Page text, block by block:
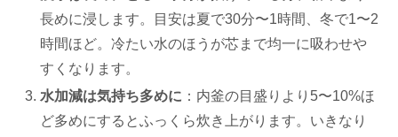
長めに浸します。目安は夏で30分〜1時間、冬で1〜2
時間ほど。冷たい水のほうが芯まで均一に吸わせや
すくなります。
水加減は気持ち多めに ：内釜の目盛りより5〜10%ほ
ど多めにするとふっくら炊き上がります。いきなり